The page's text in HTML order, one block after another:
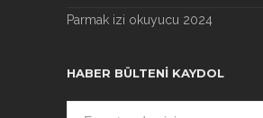
Parmak izi okuyucu 2024
HABER BÜLTENI KAYDOL